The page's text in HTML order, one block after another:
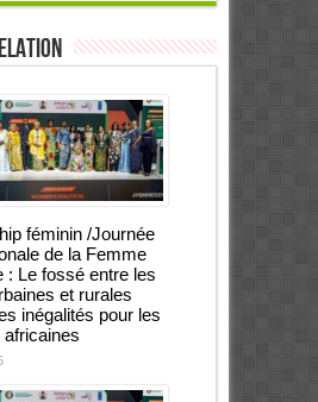
féminin /Journée
de la Femme
: Le fossé entre les
et rurales
inégalités pour les